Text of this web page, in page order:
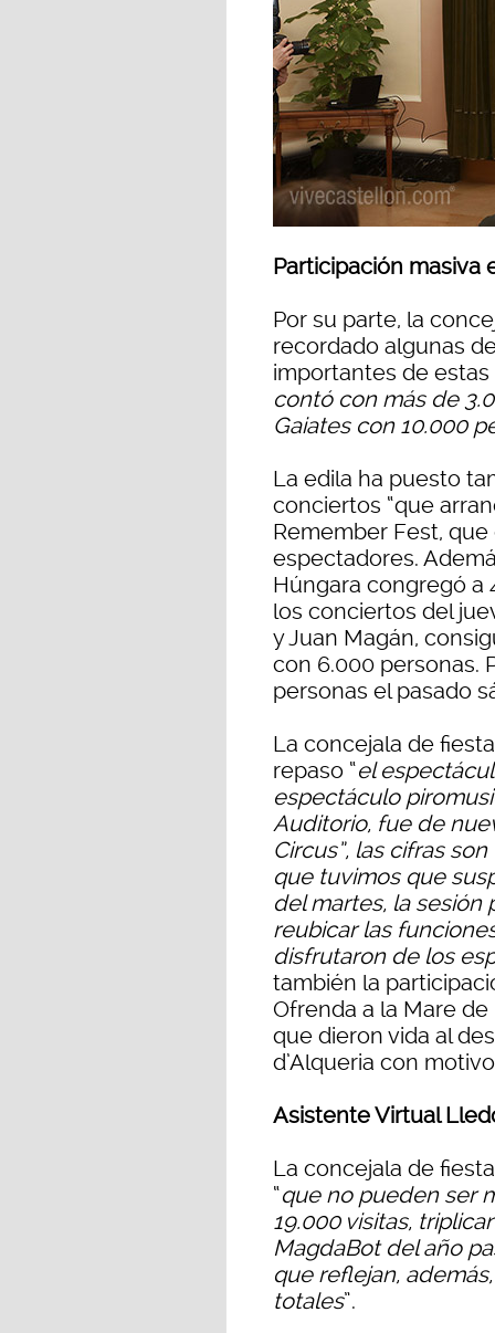
Participación masiva
Por su parte, la
recordado algunas
importantes de estas
contó con más de
Gaiates con 10.000
La edila ha puesto
conciertos “que
Remember Fest,
espectadores.
Húngara congregó a
los conciertos del
y Juan Magán,
con 6.000 personas.
personas el pasado
La concejala de
repaso “el
espectáculo
Auditorio, fue de
Circus”, las cifras
que tuvimos que
del martes, la sesión
reubicar las
disfrutaron de los
también la
Ofrenda a la Mare
que dieron vida al
d’Alqueria con
Asistente Virtual
La concejala de
“que no pueden ser
19.000 visitas,
MagdaBot del año
que reflejan,
totales”.